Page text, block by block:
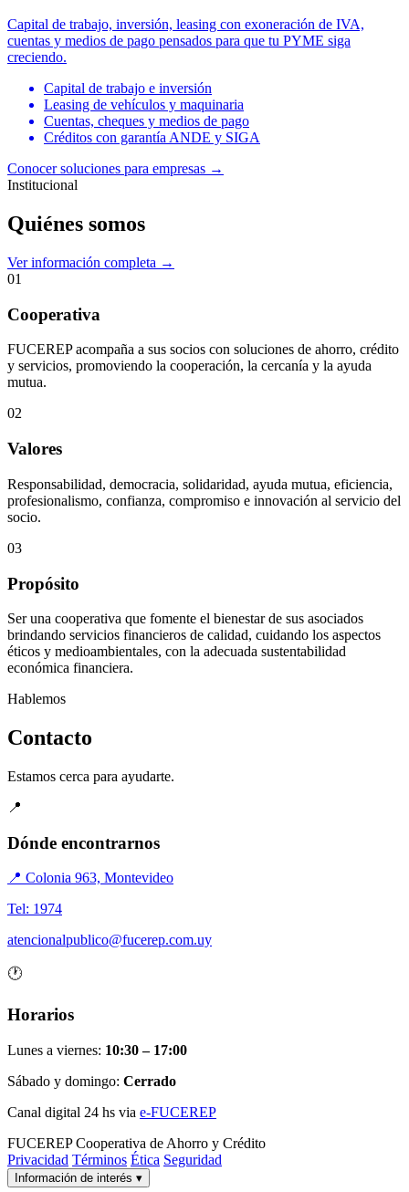
Capital de trabajo, inversión, leasing con exoneración de IVA,
cuentas y medios de pago pensados para que tu PYME siga
creciendo.
Capital de trabajo e inversión
Leasing de vehículos y maquinaria
Cuentas, cheques y medios de pago
Créditos con garantía ANDE y SIGA
Conocer soluciones para empresas →
Institucional
Quiénes somos
Ver información completa →
01
Cooperativa
FUCEREP acompaña a sus socios con soluciones de ahorro, crédito
y servicios, promoviendo la cooperación, la cercanía y la ayuda
mutua.
02
Valores
Responsabilidad, democracia, solidaridad, ayuda mutua, eficiencia,
profesionalismo, confianza, compromiso e innovación al servicio del
socio.
03
Propósito
Ser una cooperativa que fomente el bienestar de sus asociados
brindando servicios financieros de calidad, cuidando los aspectos
éticos y medioambientales, con la adecuada sustentabilidad
económica financiera.
Hablemos
Contacto
Estamos cerca para ayudarte.
📍
Dónde encontrarnos
📍 Colonia 963, Montevideo
Tel: 1974
atencionalpublico@fucerep.com.uy
🕐
Horarios
Lunes a viernes: 10:30 – 17:00
Sábado y domingo: Cerrado
Canal digital 24 hs via e-FUCEREP
FUCEREP Cooperativa de Ahorro y Crédito
Privacidad Términos Ética Seguridad
Información de interés ▾